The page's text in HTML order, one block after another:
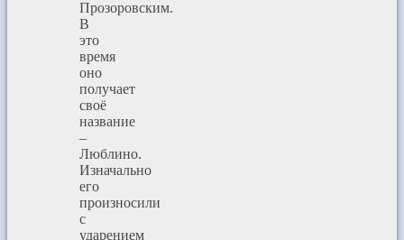
Прозоровским.
В
это
время
оно
получает
своё
название
–
Люблино.
Изначально
его
произносили
с
ударением